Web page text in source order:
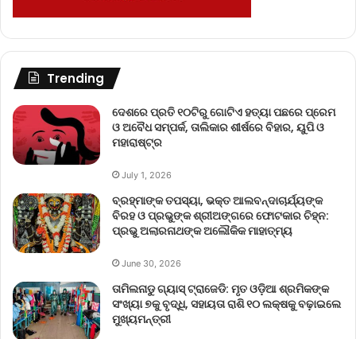
Trending
ଦେଶରେ ପ୍ରତି ୧୦ଟିରୁ ଗୋଟିଏ ହତ୍ୟା ପଛରେ ପ୍ରେମ
ଓ ଅବୈଧ ସମ୍ପର୍କ, ତାଲିକାର ଶୀର୍ଷରେ ବିହାର, ୟୁପି ଓ
ମହାରାଷ୍ଟ୍ର
July 1, 2026
ବ୍ରହ୍ମାଙ୍କ ତପସ୍ୟା, ଭକ୍ତ ଆଲବନ୍ଦାଚାର୍ଯ୍ୟଙ୍କ
ବିରହ ଓ ପ୍ରଭୁଙ୍କ ଶ୍ରୀଅଙ୍ଗରେ ଫୋଟକାର ଚିହ୍ନ:
ପ୍ରଭୁ ଅଲାରନାଥଙ୍କ ଅଲୌକିକ ମାହାତ୍ମ୍ୟ
June 30, 2026
ତାମିଲନାଡୁ ଗ୍ୟାସ୍ ଟ୍ରାଜେଡି: ମୃତ ଓଡ଼ିଆ ଶ୍ରମିକଙ୍କ
ସଂଖ୍ୟା ୭କୁ ବୃଦ୍ଧି, ସହାୟତା ରାଶି ୧୦ ଲକ୍ଷକୁ ବଢ଼ାଇଲେ
ମୁଖ୍ୟମନ୍ତ୍ରୀ